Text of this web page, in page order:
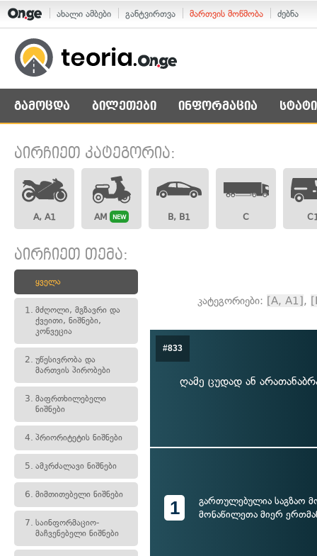
ახალი ამბები განტვირთვა მართვის მოწმობა ძებნა
გამოცდა ბილეთები ინფორმაცია
აირჩიეთ კატეგორია:
A, A1 AM NEW B, B1 C
აირჩიეთ თემა:
ყველა
1. მძღოლი, მგზავრი და
ქვეითი, ნიშნები,
კონვეცია
2. უწესივრობა და
მართვის პირობები
3. მაფრთხილებელი
ნიშნები
4. პრიორიტეტის ნიშნები
5. ამკრძალავი ნიშნები
6. მიმთითებელი ნიშნები
7. საინფორმაციო-
მაჩვენებელი ნიშნები
კატეგორიები: [A, A1],
#833
ღამე ცუდად ან
1
გართულებულია საგზაო
მონაწილეთა მიერ